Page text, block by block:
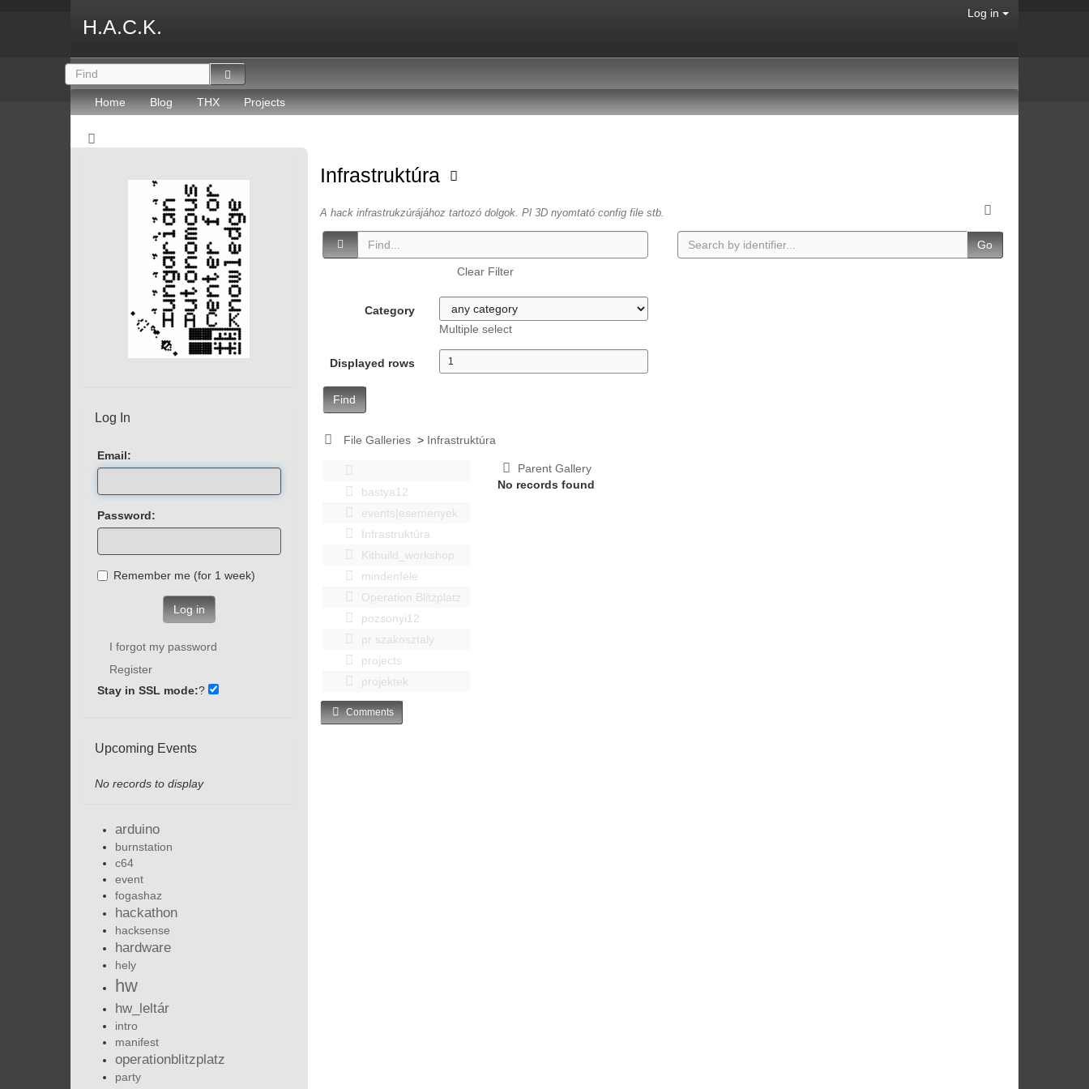
H.A.C.K.
Log in
Home Blog THX Projects
Infrastruktúra
A hack infrastrukzúrájához tartozó dolgok. Pl 3D nyomtató config file stb.
Clear Filter
Category
Multiple select
Displayed rows
Find
Go
File Galleries > Infrastruktúra
bastya12
events|esemenyek
Infrastruktúra
Kitbuild_workshop
mindenféle
Operation Blitzplatz
pozsonyi12
pr szakosztaly
projects
projektek
Parent Gallery
No records found
Comments
Log In
Email:
Password:
Remember me (for 1 week)
Log in
I forgot my password
Register
Stay in SSL mode:?
Upcoming Events
No records to display
arduino
burnstation
c64
event
fogashaz
hackathon
hacksense
hardware
hely
hw
hw_leltár
intro
manifest
operationblitzplatz
party